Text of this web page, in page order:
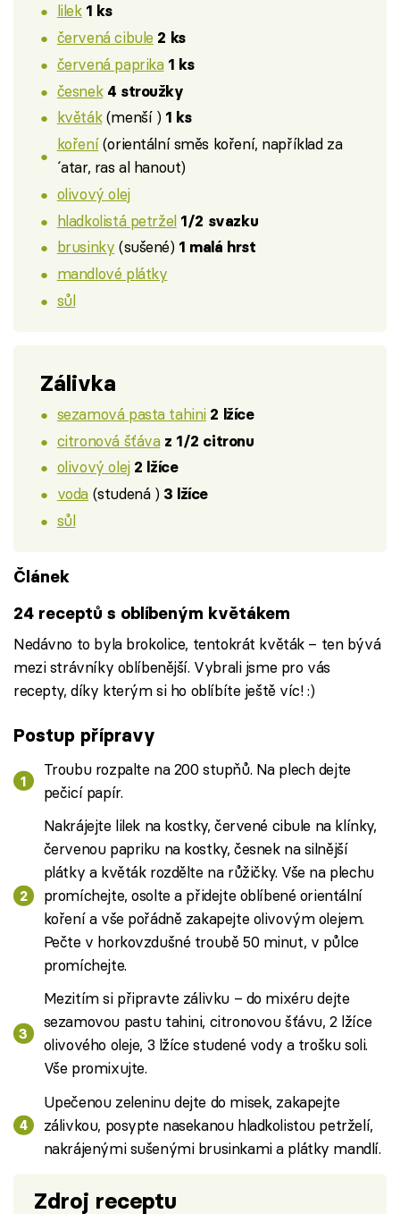
lilek 1 ks
červená cibule 2 ks
červená paprika 1 ks
česnek 4 stroužky
květák(menší ) 1 ks
koření(orientální směs koření, například za
´atar, ras al hanout)
olivový olej
hladkolistá petržel 1/2 svazku
brusinky (sušené) 1 malá hrst
mandlové plátky
sůl
Zálivka
sezamová pasta tahini 2 lžíce
citronová šťáva z 1/2 citronu
olivový olej 2 lžíce
voda (studená ) 3 lžíce
sůl
Článek
24 receptů s oblíbeným květákem
Nedávno to byla brokolice, tentokrát květák – ten bývá
mezi strávníky oblíbenější. Vybrali jsme pro vás
recepty, díky kterým si ho oblíbíte ještě víc! :)
Postup přípravy
Troubu rozpalte na 200 stupňů. Na plech dejte
pečicí papír.
Nakrájejte lilek na kostky, červené cibule na klínky,
červenou papriku na kostky, česnek na silnější
plátky a květák rozdělte na růžičky. Vše na plechu
promíchejte, osolte a přidejte oblíbené orientální
koření a vše pořádně zakapejte olivovým olejem.
Pečte v horkovzdušné troubě 50 minut, v půlce
promíchejte.
Mezitím si připravte zálivku – do mixéru dejte
sezamovou pastu tahini, citronovou šťávu, 2 lžíce
olivového oleje, 3 lžíce studené vody a trošku soli.
Vše promixujte.
Upečenou zeleninu dejte do misek, zakapejte
zálivkou, posypte nasekanou hladkolistou petrželí,
nakrájenými sušenými brusinkami a plátky mandlí.
Zdroj receptu